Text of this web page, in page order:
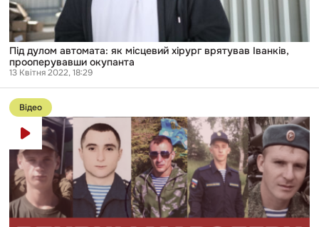
Під дулом автомата: як місцевий хірург врятував Іванків,
прооперувавши окупанта
13 Квітня 2022, 18:29
Перейти
до
публікації
Уссурійські
десантники
втікали
України
забули
штабні
документи
Відео